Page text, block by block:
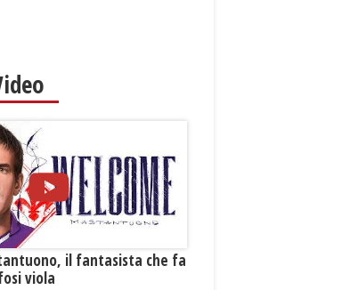
il fantasista che fa
viola